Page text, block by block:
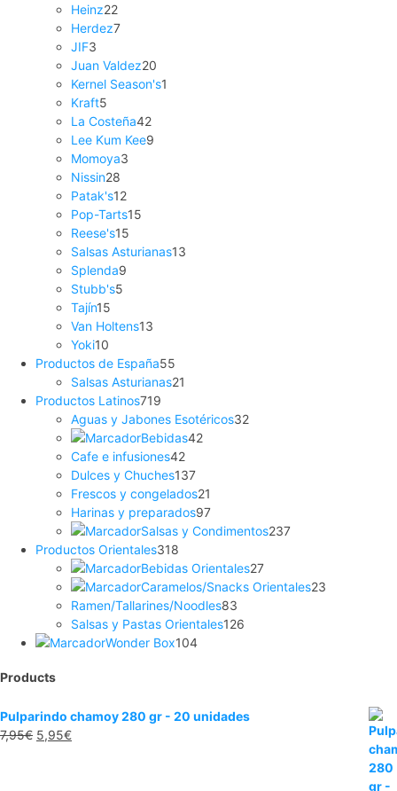
Heinz22
Herdez7
JIF3
Juan Valdez20
Kernel Season's1
Kraft5
La Costeña42
Lee Kum Kee9
Momoya3
Nissin28
Patak's12
Pop-Tarts15
Reese's15
Salsas Asturianas13
Splenda9
Stubb's5
Tajín15
Van Holtens13
Yoki10
Productos de España55
Salsas Asturianas21
Productos Latinos719
Aguas y Jabones Esotéricos32
Bebidas42
Cafe e infusiones42
Dulces y Chuches137
Frescos y congelados21
Harinas y preparados97
Salsas y Condimentos237
Productos Orientales318
Bebidas Orientales27
Caramelos/Snacks Orientales23
Ramen/Tallarines/Noodles83
Salsas y Pastas Orientales126
Wonder Box104
Products
Pulparindo chamoy 280 gr - 20 unidades
7,95€ 5,95€